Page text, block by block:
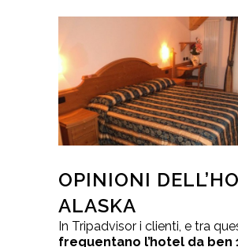
OPINIONI
ALASKA
In Tripadvisor i clienti, e tra
frequentano l’hotel da ben